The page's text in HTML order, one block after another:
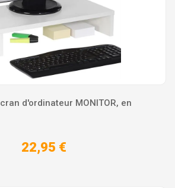
d'ordinateur MONITOR, en
22,95 €